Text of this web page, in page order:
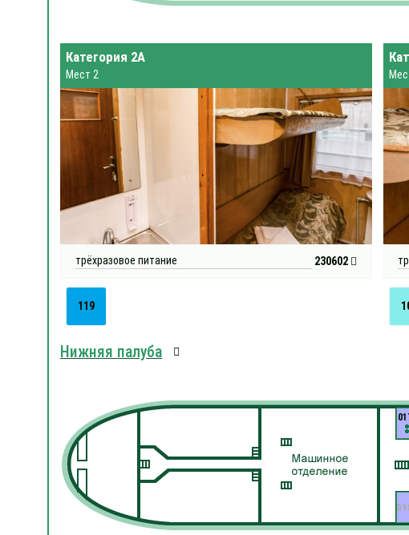
Категория 2А
Мест 2
трёхразовое питание 230602
119
Нижняя палуба